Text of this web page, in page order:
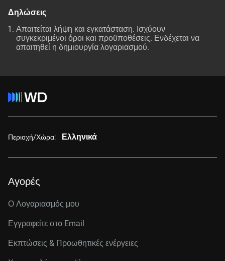
Δηλώσεις
Απαιτείται λήψη και εγκατάσταση. Ισχύουν
συγκεκριμένοι όροι και προϋποθέσεις. Ενδέχεται να
απαιτηθεί η δημιουργία λογαριασμού.
Περιοχή/Χώρα: Ελληνικά
Αγορές
Ο Λογαριασμός μου
Εγγραφείτε στo Email
Εκπτώσεις & Προωθητικές ενέργειες